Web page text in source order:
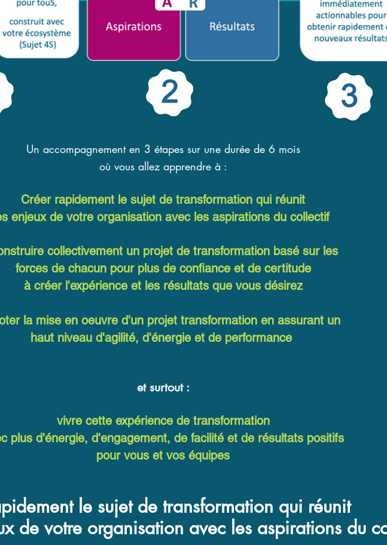
Un accompagnement en 3 étapes sur une durée de 6 mois
où vous allez apprendre à :
Créer rapidement le sujet de transformation qui réunit
enjeux de votre organisation avec les aspirations du collectif
collectivement un projet de transformation basé sur les
forces de chacun pour plus de confiance et de certitude
à créer l'expérience et les résultats que vous désirez
la mise en oeuvre d'un projet transformation en assurant un
haut niveau d'agilité, d'énergie et de performance
et surtout :
vivre cette expérience de transformation
plus d'énergie, d'engagement, de facilité et de résultats positifs
pour vous et vos équipes
le sujet de transformation qui réunit
de votre organisation avec les aspirations du